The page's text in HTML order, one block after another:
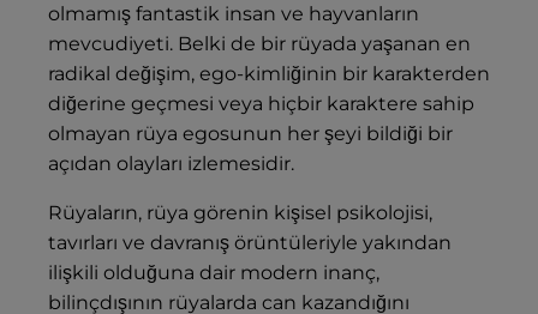
olmamış fantastik insan ve hayvanların
mevcudiyeti. Belki de bir rüyada yaşanan en
radikal değişim, ego-kimliğinin bir karakterden
diğerine geçmesi veya hiçbir karaktere sahip
olmayan rüya egosunun her şeyi bildiği bir
açıdan olayları izlemesidir.
Rüyaların, rüya görenin kişisel psikolojisi,
tavırları ve davranış örüntüleriyle yakından
ilişkili olduğuna dair modern inanç,
bilinçdışının rüyalarda can kazandığını